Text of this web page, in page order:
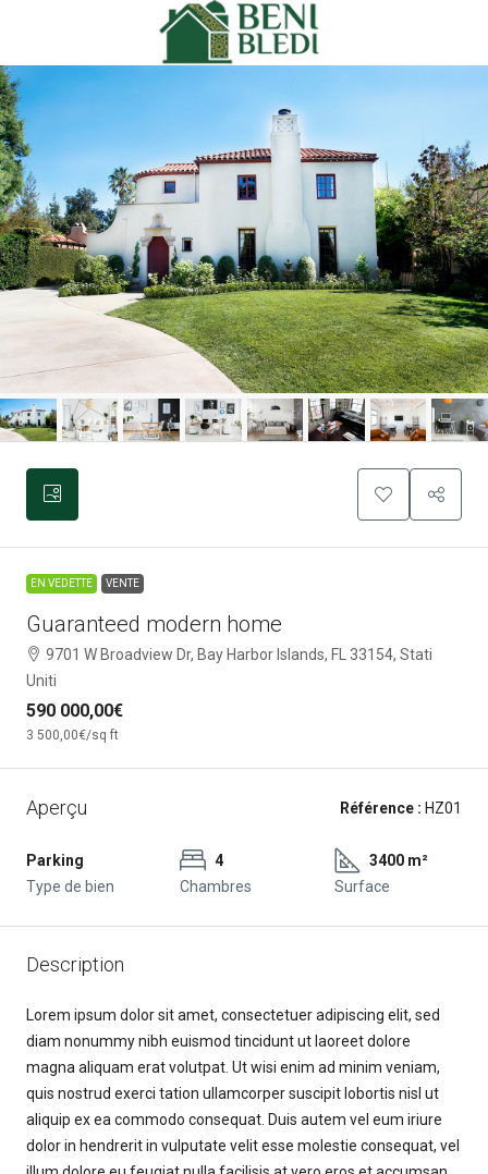
EN VEDETTE VENTE
Guaranteed modern home
9701 W Broadview Dr, Bay Harbor Islands, FL 33154, Stati
Uniti
590 000,00€
3 500,00€/sq ft
Aperçu Référence : HZ01
Parking
Type de bien
4
Chambres
3400 m²
Surface
Description
Lorem ipsum dolor sit amet, consectetuer adipiscing elit, sed
diam nonummy nibh euismod tincidunt ut laoreet dolore
magna aliquam erat volutpat. Ut wisi enim ad minim veniam,
quis nostrud exerci tation ullamcorper suscipit lobortis nisl ut
aliquip ex ea commodo consequat. Duis autem vel eum iriure
dolor in hendrerit in vulputate velit esse molestie consequat, vel